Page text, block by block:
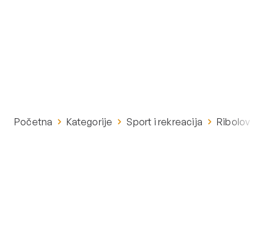
Početna Kategorije Sport i rekreacija Ribolov